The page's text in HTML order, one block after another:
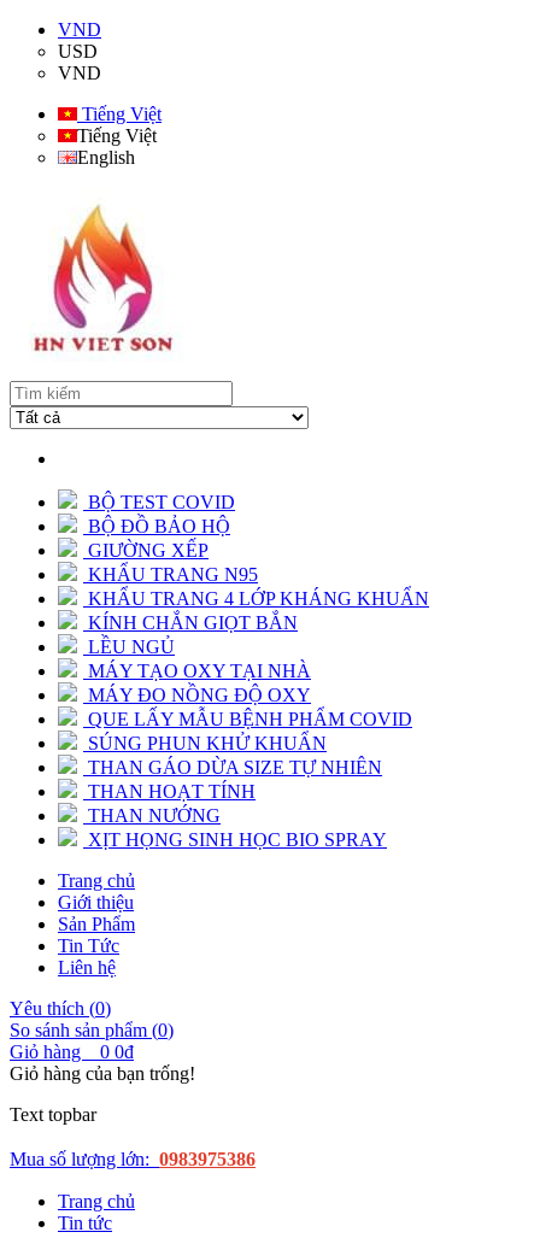
VND
USD
VND
Tiếng Việt
Tiếng Việt
English
BỘ TEST COVID
BỘ ĐỒ BẢO HỘ
GIƯỜNG XẾP
KHẨU TRANG N95
KHẨU TRANG 4 LỚP KHÁNG KHUẨN
KÍNH CHẮN GIỌT BẮN
LỀU NGỦ
MÁY TẠO OXY TẠI NHÀ
MÁY ĐO NỒNG ĐỘ OXY
QUE LẤY MẪU BỆNH PHẨM COVID
SÚNG PHUN KHỬ KHUẨN
THAN GÁO DỪA SIZE TỰ NHIÊN
THAN HOẠT TÍNH
THAN NƯỚNG
XỊT HỌNG SINH HỌC BIO SPRAY
Trang chủ
Giới thiệu
Sản Phẩm
Tin Tức
Liên hệ
Yêu thích (0)
So sánh sản phẩm (0)
Giỏ hàng
0 0đ
Giỏ hàng của bạn trống!
Text topbar
Mua số lượng lớn: 0983975386
Trang chủ
Tin tức